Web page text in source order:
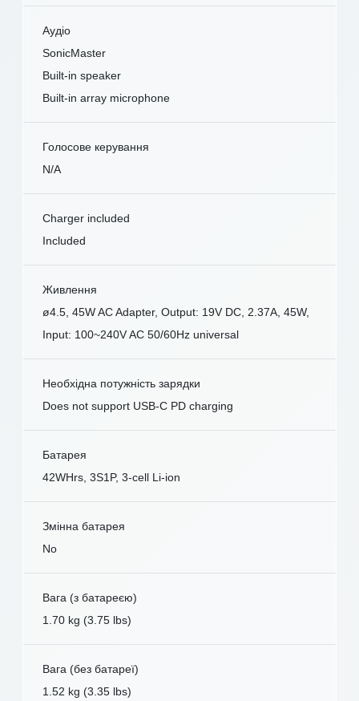
Аудіо
SonicMaster
Built-in speaker
Built-in array microphone
Голосове керування
N/A
Charger included
Included
Живлення
ø4.5, 45W AC Adapter, Output: 19V DC, 2.37A, 45W,
Input: 100~240V AC 50/60Hz universal
Необхідна потужність зарядки
Does not support USB-C PD charging
Батарея
42WHrs, 3S1P, 3-cell Li-ion
Змінна батарея
No
Вага (з батареєю)
1.70 kg (3.75 lbs)
Вага (без батареї)
1.52 kg (3.35 lbs)